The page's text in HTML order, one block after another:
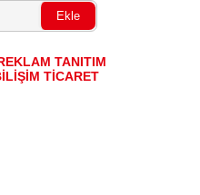
Ekle
TANITIM
TİCARET